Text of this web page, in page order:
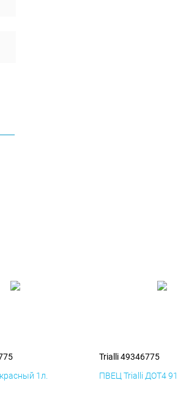
1л.
Trialli 49346775
ПВЕЦ Trialli ДОТ4